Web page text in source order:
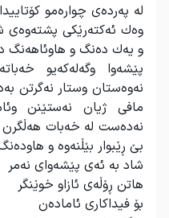
لە پەردەی چوارەمو
وەك ئەكتەرێكی پشتەوەی
و یەك دەنگ و هاوئاهەنگ
پێشەوا وگەلەكەیو
نەوەستان وستار نەگرتن
مافی ژیان نەستێنن
نەدەست لە خەبات هەڵگرن
بێ ڕێبوار بێڵنەوە و
شاد بە ئەی پێشەوای نەمر
هاتن ڕۆڵەی ئازاو خوێنگر
بۆ فیداكاری ئامادەن